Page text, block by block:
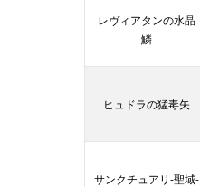
レヴィアタンの水晶
鱗
ヒュドラの猛毒矢
サンクチュアリ-聖域-